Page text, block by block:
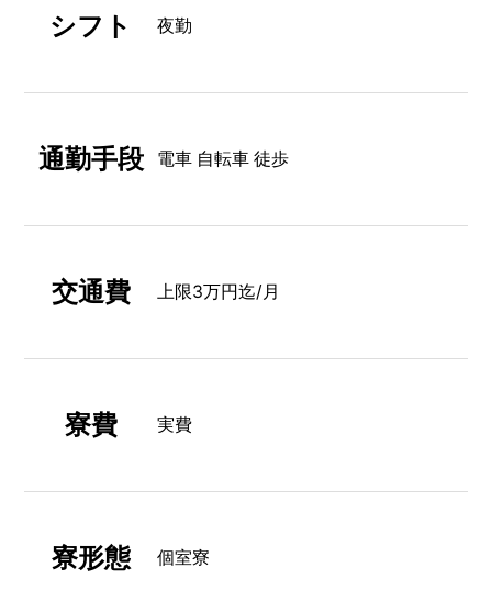
シフト 夜勤
通勤手段 電車 自転車 徒歩
交通費 上限3万円迄/月
寮費 実費
寮形態 個室寮